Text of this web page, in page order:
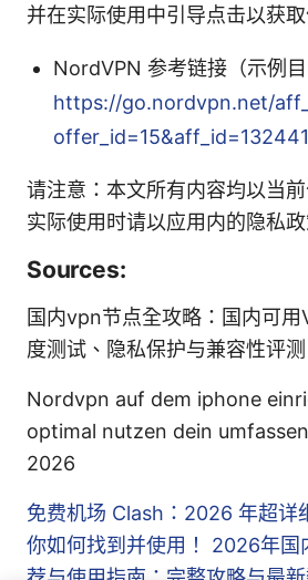
并在实际使用中引导点击以获取
NordVPN 参考链接（示例
https://go.nordvpn.net/
offer_id=15&aff_id=132441
请注意：本文所有内容均以当
实际使用时请以应用内的隐私
Sources:
国内vpn节点全攻略：国内可
度测试、隐私保护与兼容性评测
Nordvpn auf dem iphone
optimal nutzen dein
2026
免费机场 Clash：2026 年超详
你如何找到并使用！
2026年国